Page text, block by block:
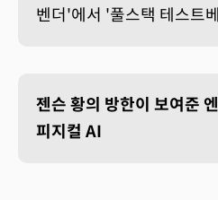
벤더'에서 '풀스택 테스트
젠슨 황의 방한이 보여준
피지컬 AI